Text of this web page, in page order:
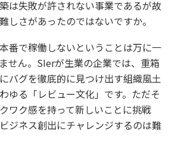
は失敗が許されない事業であるが故
しさがあったのではないですか。
番で稼働しないということは万に一
せん。SIerが生業の企業では、重箱
バグを徹底的に見つけ出す組織風土
ゆる「レビュー文化」です。ただそ
ワク感を持って新しいことに挑戦
ジネス創出にチャレンジするのは難